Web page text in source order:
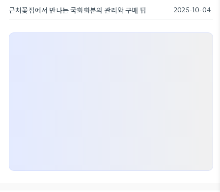
근처꽃집에서 만나는 국화화분의 관리와 구매 팁 2025-10-04